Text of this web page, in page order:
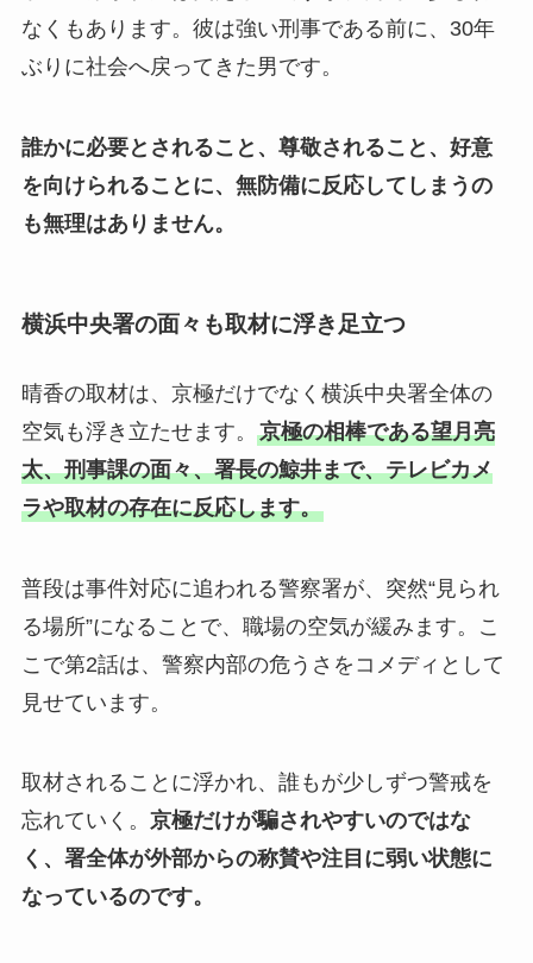
なくもあります。彼は強い刑事である前に、30年
ぶりに社会へ戻ってきた男です。
誰かに必要とされること、尊敬されること、好意
を向けられることに、無防備に反応してしまうの
も無理はありません。
横浜中央署の面々も取材に浮き足立つ
晴香の取材は、京極だけでなく横浜中央署全体の
空気も浮き立たせます。 京極の相棒である望月亮
太、刑事課の面々、署長の鯨井まで、テレビカメ
ラや取材の存在に反応します。
普段は事件対応に追われる警察署が、突然“見られ
る場所”になることで、職場の空気が緩みます。こ
こで第2話は、警察内部の危うさをコメディとして
見せています。
取材されることに浮かれ、誰もが少しずつ警戒を
忘れていく。 京極だけが騙されやすいのではな
く、署全体が外部からの称賛や注目に弱い状態に
なっているのです。